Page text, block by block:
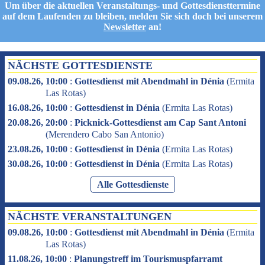
Um über die aktuellen Veranstaltungs- und Gottesdiensttermine
auf dem Laufenden zu bleiben, melden Sie sich doch bei unserem
Newsletter an!
NÄCHSTE GOTTESDIENSTE
09.08.26, 10:00 : Gottesdienst mit Abendmahl in Dénia (Ermita
Las Rotas)
16.08.26, 10:00 : Gottesdienst in Dénia (Ermita Las Rotas)
20.08.26, 20:00 : Picknick-Gottesdienst am Cap Sant Antoni
(Merendero Cabo San Antonio)
23.08.26, 10:00 : Gottesdienst in Dénia (Ermita Las Rotas)
30.08.26, 10:00 : Gottesdienst in Dénia (Ermita Las Rotas)
Alle Gottesdienste
NÄCHSTE VERANSTALTUNGEN
09.08.26, 10:00 : Gottesdienst mit Abendmahl in Dénia (Ermita
Las Rotas)
11.08.26, 10:00 : Planungstreff im Tourismuspfarramt